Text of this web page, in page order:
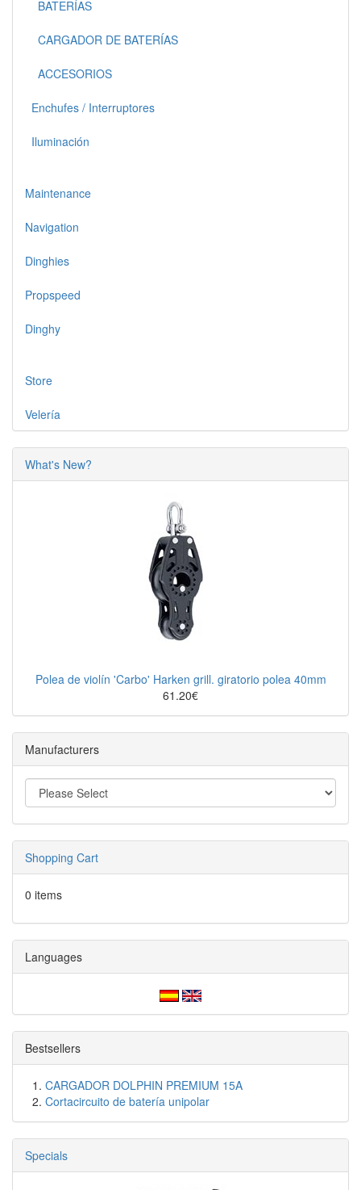
BATERÍAS
CARGADOR DE BATERÍAS
ACCESORIOS
Enchufes / Interruptores
Iluminación
Maintenance
Navigation
Dinghies
Propspeed
Dinghy
Store
Velería
What's New?
Polea de violín 'Carbo' Harken grill. giratorio polea 40mm
61.20€
Manufacturers
Shopping Cart
0 items
Languages
Bestsellers
CARGADOR DOLPHIN PREMIUM 15A
Cortacircuito de batería unipolar
Specials